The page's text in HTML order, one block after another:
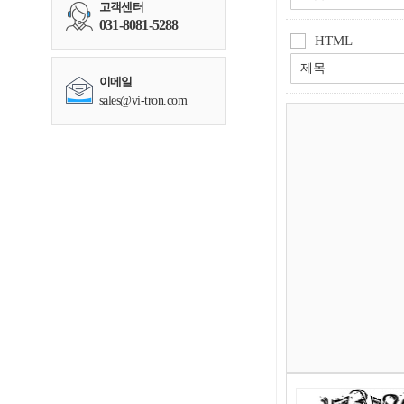
고객센터
031-8081-5288
이메일
sales@vi-tron.com
HTML
제목